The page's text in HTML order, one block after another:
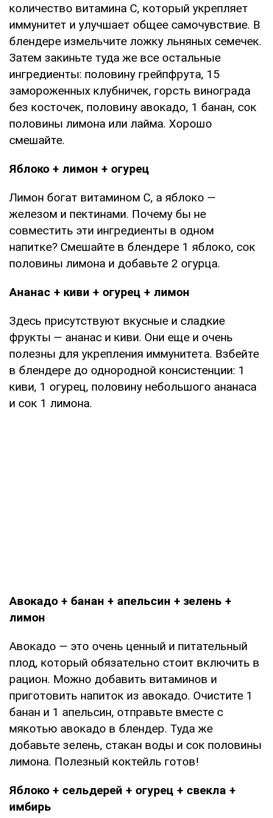
количество витамина С, который укрепляет
иммунитет и улучшает общее самочувствие. В
блендере измельчите ложку льняных семечек.
Затем закиньте туда же все остальные
ингредиенты: половину грейпфрута, 15
замороженных клубничек, горсть винограда
без косточек, половину авокадо, 1 банан, сок
половины лимона или лайма. Хорошо
смешайте.
Яблоко + лимон + огурец
Лимон богат витамином С, а яблоко —
железом и пектинами. Почему бы не
совместить эти ингредиенты в одном
напитке? Смешайте в блендере 1 яблоко, сок
половины лимона и добавьте 2 огурца.
Ананас + киви + огурец + лимон
Здесь присутствуют вкусные и сладкие
фрукты — ананас и киви. Они еще и очень
полезны для укрепления иммунитета. Взбейте
в блендере до однородной консистенции: 1
киви, 1 огурец, половину небольшого ананаса
и сок 1 лимона.
Авокадо + банан + апельсин + зелень +
лимон
Авокадо — это очень ценный и питательный
плод, который обязательно стоит включить в
рацион. Можно добавить витаминов и
приготовить напиток из авокадо. Очистите 1
банан и 1 апельсин, отправьте вместе с
мякотью авокадо в блендер. Туда же
добавьте зелень, стакан воды и сок половины
лимона. Полезный коктейль готов!
Яблоко + сельдерей + огурец + свекла +
имбирь